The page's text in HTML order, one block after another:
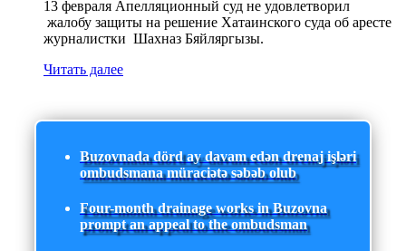
13 февраля Апелляционный суд не удовлетворил
жалобу защиты на решение Хатаинского суда об аресте
журналистки Шахназ Бяйляргызы.
Читать далее
Buzovnada dörd ay davam edən drenaj işləri
ombudsmana müraciətə səbəb olub
Four-month drainage works in Buzovna
prompt an appeal to the ombudsman